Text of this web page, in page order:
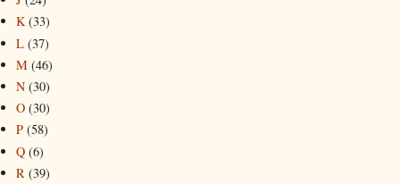
K (33)
L (37)
M (46)
N (30)
O (30)
P (58)
Q (6)
R (39)